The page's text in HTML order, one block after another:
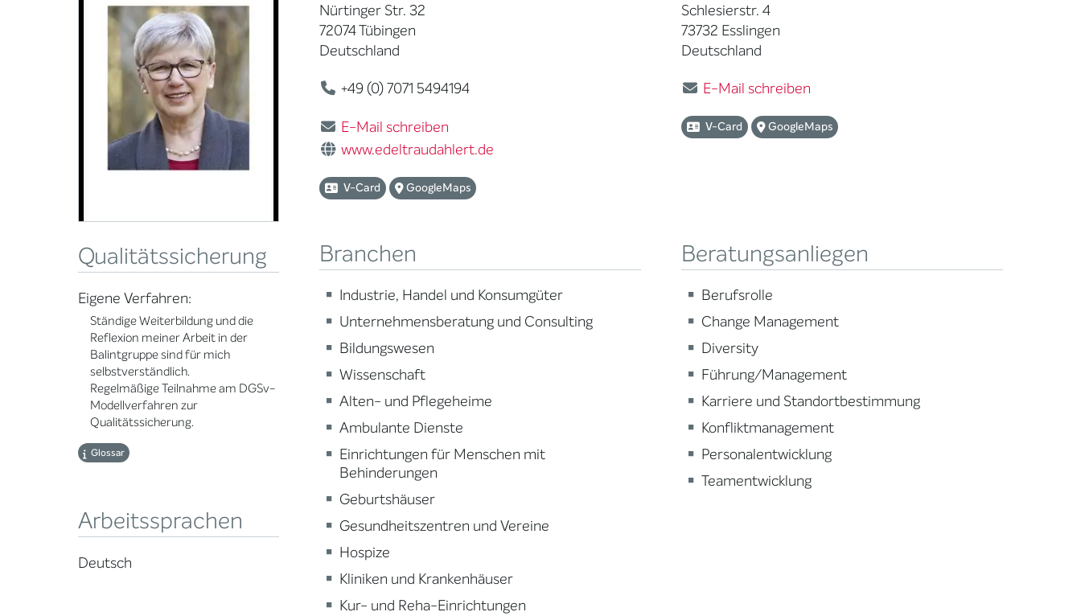
Qualitätssicherung
Eigene Verfahren:
Ständige Weiterbildung und die
Reflexion meiner Arbeit in der
Balintgruppe sind für mich
selbstverständlich.
Regelmäßige Teilnahme am DGSv-
Modellverfahren zur
Qualitätssicherung.
Glossar
Arbeitssprachen
Deutsch
Nürtinger Str. 32
72074 Tübingen
Deutschland
+49 (0) 7071 5494194
E-Mail schreiben
www.edeltraudahlert.de
V-Card GoogleMaps
Schlesierstr. 4
73732 Esslingen
Deutschland
E-Mail schreiben
V-Card GoogleMaps
Branchen
Industrie, Handel und Konsumgüter
Unternehmensberatung und Consulting
Bildungswesen
Wissenschaft
Alten- und Pflegeheime
Ambulante Dienste
Einrichtungen für Menschen mit
Behinderungen
Geburtshäuser
Gesundheitszentren und Vereine
Hospize
Kliniken und Krankenhäuser
Kur- und Reha-Einrichtungen
Beratungsanliegen
Berufsrolle
Change Management
Diversity
Führung/Management
Karriere und Standortbestimmung
Konfliktmanagement
Personalentwicklung
Teamentwicklung